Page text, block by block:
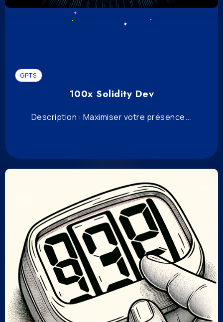
GPTS
100x Solidity Dev
Description : Maximiser votre présence...